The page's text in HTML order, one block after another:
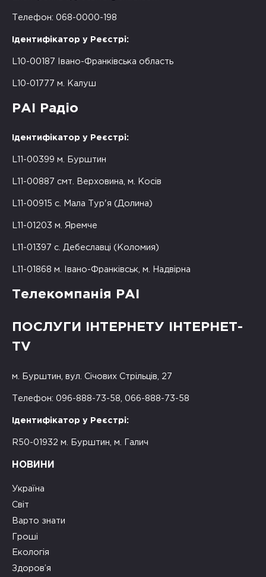
Телефон: 068-0000-198
Ідентифікатор у Реєстрі:
L10-00187 Івано-Франківська область
L10-01777 м. Калуш
РАІ Радіо
Ідентифікатор у Реєстрі:
L11-00399 м. Бурштин
L11-00887 смт. Верховина, м. Косів
L11-00915 с. Мала Тур'я (Долина)
L11-01203 м. Яремче
L11-01397 с. Дебеславці (Коломия)
L11-01868 м. Івано-Франківськ, м. Надвірна
Телекомпанія РАІ
ПОСЛУГИ ІНТЕРНЕТУ ІНТЕРНЕТ-
TV
м. Бурштин, вул. Січових Стрільців, 27
Телефон: 096-888-73-58, 066-888-73-58
Ідентифікатор у Реєстрі:
R50-01932 м. Бурштин, м. Галич
НОВИНИ
Україна
Світ
Варто знати
Гроші
Екологія
Здоров’я